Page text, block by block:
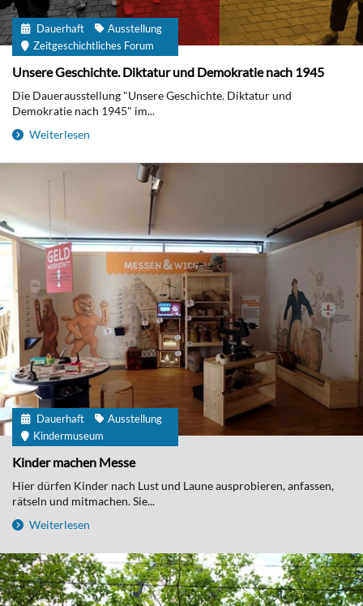
Dauerhaft
Ausstellung
Zeitgeschichtliches Forum
Unsere Geschichte. Diktatur und Demokratie nach 1945
Die Dauerausstellung "Unsere Geschichte. Diktatur und
Demokratie nach 1945" im...
Weiterlesen
Dauerhaft
Ausstellung
Kindermuseum
Kinder machen Messe
Hier dürfen Kinder nach Lust und Laune ausprobieren, anfassen,
rätseln und mitmachen. Sie...
Weiterlesen